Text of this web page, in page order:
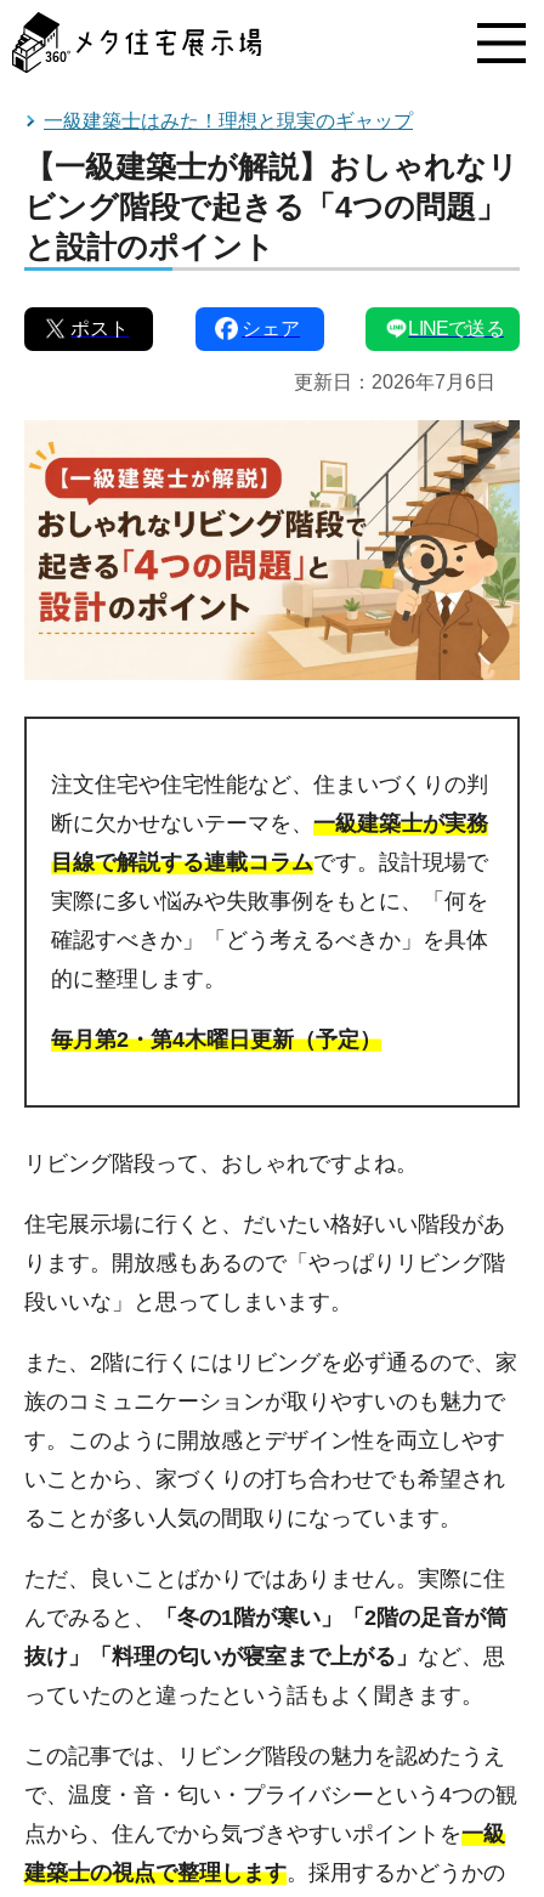
タ
住
一級建築士はみた！理想と現実のギャップ
【一級建築士が解説】おしゃれなリ
ビング階段で起きる「4つの問題」
と設計のポイント
ポスト シェア LINEで送る
更新日： 2026年7月6日
注文住宅や住宅性能など、住まいづくりの判
断に欠かせないテーマを、 一級建築士が実務
目線で解説する連載コラムです。設計現場で
実際に多い悩みや失敗事例をもとに、「何を
確認すべきか」「どう考えるべきか」を具体
的に整理します。
毎月第2・第4木曜日更新（予定）
リビング階段って、おしゃれですよね。
住宅展示場に行くと、だいたい格好いい階段があ
ります。開放感もあるので「やっぱりリビング階
段いいな」と思ってしまいます。
また、2階に行くにはリビングを必ず通るので、家
族のコミュニケーションが取りやすいのも魅力で
す。このように開放感とデザイン性を両立しやす
いことから、家づくりの打ち合わせでも希望され
ることが多い人気の間取りになっています。
ただ、良いことばかりではありません。実際に住
んでみると、
「冬の1階が寒い」「2階の足音が筒
抜け」「料理の匂いが寝室まで上がる」 など、思
っていたのと違ったという話もよく聞きます。
この記事では、リビング階段の魅力を認めたうえ
で、温度・音・匂い・プライバシーという4つの観
点から、住んでから気づきやすいポイントを一級
建築士の視点で整理します。採用するかどうかの